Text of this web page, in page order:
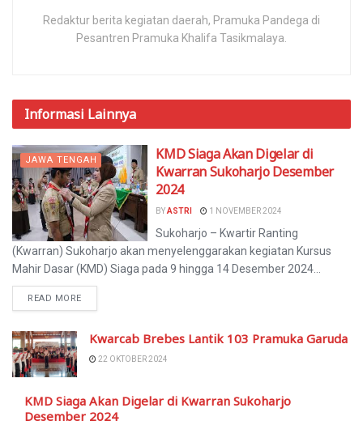
Redaktur berita kegiatan daerah, Pramuka Pandega di
Pesantren Pramuka Khalifa Tasikmalaya.
Informasi Lainnya
JAWA TENGAH
KMD Siaga Akan Digelar di
Kwarran Sukoharjo Desember
2024
BYASTRI 1 NOVEMBER 2024
Sukoharjo – Kwartir Ranting
(Kwarran) Sukoharjo akan menyelenggarakan kegiatan Kursus
Mahir Dasar (KMD) Siaga pada 9 hingga 14 Desember 2024...
READ MORE
Kwarcab Brebes Lantik 103 Pramuka Garuda
22 OKTOBER 2024
KMD Siaga Akan Digelar di Kwarran Sukoharjo
Desember 2024